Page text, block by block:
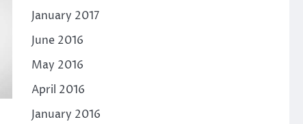
January 2017
June 2016
May 2016
April 2016
January 2016